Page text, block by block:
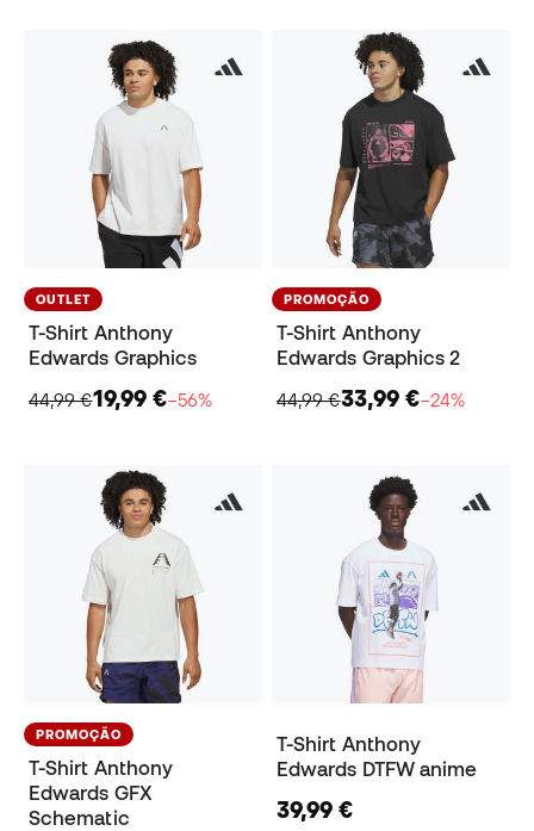
OUTLET
T-Shirt Anthony
Edwards Graphics
44,99 €19,99 €−56%
PROMOÇÃO
T-Shirt Anthony
Edwards Graphics 2
44,99 €33,99 €−24%
PROMOÇÃO
T-Shirt Anthony
Edwards GFX
Schematic
T-Shirt Anthony
Edwards DTFW anime
39,99 €